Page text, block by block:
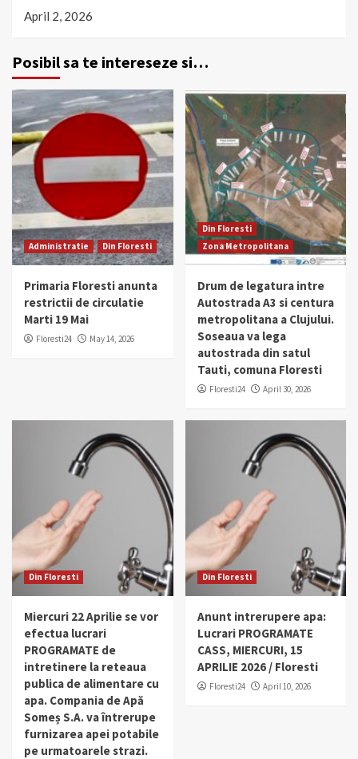
April 2, 2026
Posibil sa te intereseze si…
Administratie Din Floresti
Primaria Floresti anunta
restrictii de circulatie
Marti 19 Mai
Floresti24 May 14, 2026
Din Floresti
Zona Metropolitana
Drum de legatura intre
Autostrada A3 si centura
metropolitana a Clujului.
Soseaua va lega
autostrada din satul
Tauti, comuna Floresti
Floresti24 April 30, 2026
Din Floresti
Miercuri 22 Aprilie se vor
efectua lucrari
PROGRAMATE de
intretinere la reteaua
publica de alimentare cu
apa. Compania de Apă
Someș S.A. va întrerupe
furnizarea apei potabile
pe urmatoarele strazi.
Din Floresti
Anunt intrerupere apa:
Lucrari PROGRAMATE
CASS, MIERCURI, 15
APRILIE 2026 / Floresti
Floresti24 April 10, 2026